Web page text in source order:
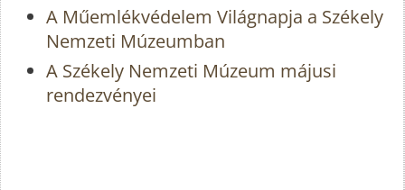
A Műemlékvédelem Világnapja a Székely
Nemzeti Múzeumban
A Székely Nemzeti Múzeum májusi
rendezvényei